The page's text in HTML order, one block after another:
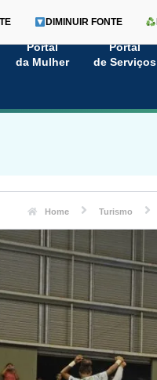
Portal
da Mulher
Portal
de Serviços
DIMINUIR FONTE
Home Turismo